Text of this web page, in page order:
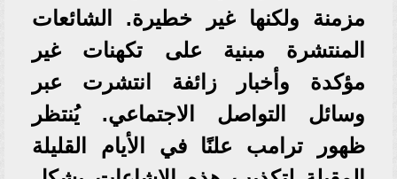
مزمنة ولكنها غير خطيرة. الشائعات
المنتشرة مبنية على تكهنات غير
مؤكدة وأخبار زائفة انتشرت عبر
وسائل التواصل الاجتماعي. يُنتظر
ظهور ترامب علنًا في الأيام القليلة